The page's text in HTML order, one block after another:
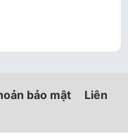
bảo mật
Liên